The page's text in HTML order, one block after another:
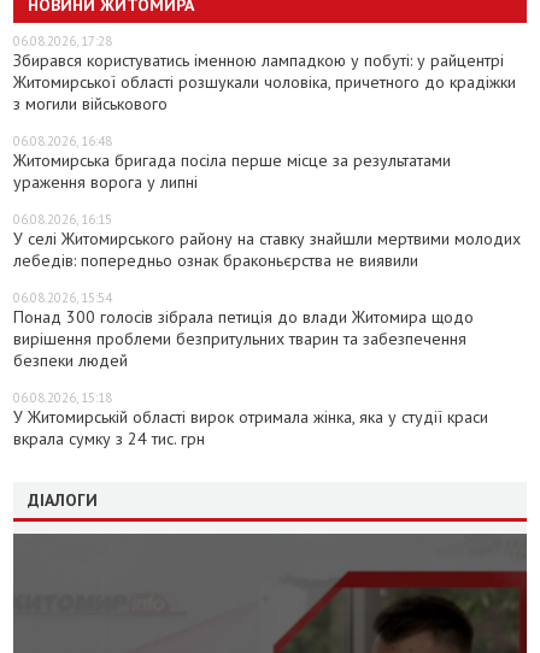
НОВИНИ ЖИТОМИРА
06.08.2026, 17:28
Збирався користуватись іменною лампадкою у побуті: у райцентрі
Житомирської області розшукали чоловіка, причетного до крадіжки
з могили військового
06.08.2026, 16:48
Житомирська бригада посіла перше місце за результатами
ураження ворога у липні
06.08.2026, 16:15
У селі Житомирського району на ставку знайшли мертвими молодих
лебедів: попередньо ознак браконьєрства не виявили
06.08.2026, 15:54
Понад 300 голосів зібрала петиція до влади Житомира щодо
вирішення проблеми безпритульних тварин та забезпечення
безпеки людей
06.08.2026, 15:18
У Житомирській області вирок отримала жінка, яка у студії краси
вкрала сумку з 24 тис. грн
ДІАЛОГИ